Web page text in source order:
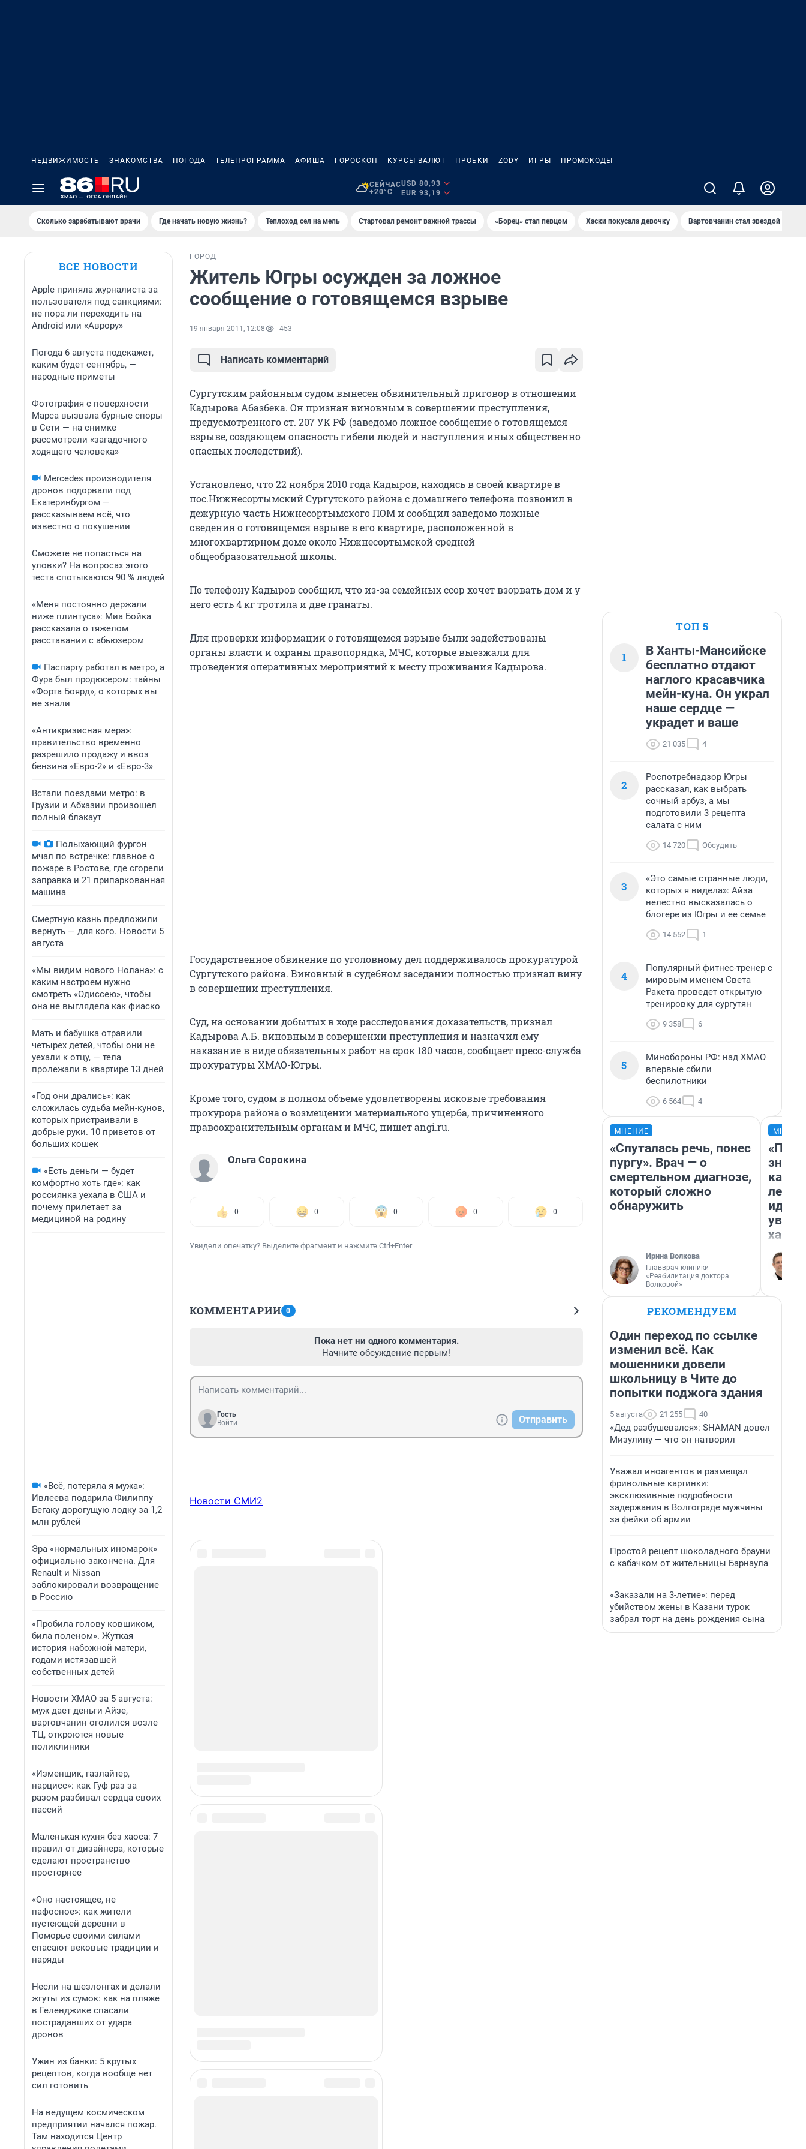
НЕДВИЖИМОСТЬ ЗНАКОМСТВА ПОГОДА ТЕЛЕПРОГРАММА АФИША ГОРОСКОП КУРСЫ ВАЛЮТ ПРОБКИ ZODY ИГРЫ ПРОМОКОДЫ
СЕЙЧАС
+20°C
USD 80,93
EUR 93,19
Сколько зарабатывают врачи Где начать новую жизнь? Теплоход сел на мель Стартовал ремонт важной трассы «Борец» стал певцом Хаски покусала девочку Вартовчанин стал звездой
ВСЕ НОВОСТИ
Apple приняла журналиста за
пользователя под санкциями:
не пора ли переходить на
Android или «Аврору»
Погода 6 августа подскажет,
каким будет сентябрь, —
народные приметы
Фотография с поверхности
Марса вызвала бурные споры
в Сети — на снимке
рассмотрели «загадочного
ходящего человека»
Mercedes производителя
дронов подорвали под
Екатеринбургом —
рассказываем всё, что
известно о покушении
Сможете не попасться на
уловки? На вопросах этого
теста спотыкаются 90 % людей
«Меня постоянно держали
ниже плинтуса»: Миа Бойка
рассказала о тяжелом
расставании с абьюзером
Паспарту работал в метро, а
Фура был продюсером: тайны
«Форта Боярд», о которых вы
не знали
«Антикризисная мера»:
правительство временно
разрешило продажу и ввоз
бензина «Евро-2» и «Евро-3»
Встали поездами метро: в
Грузии и Абхазии произошел
полный блэкаут
Полыхающий фургон
мчал по встречке: главное о
пожаре в Ростове, где сгорели
заправка и 21 припаркованная
машина
Смертную казнь предложили
вернуть — для кого. Новости 5
августа
«Мы видим нового Нолана»: с
каким настроем нужно
смотреть «Одиссею», чтобы
она не выглядела как фиаско
Мать и бабушка отравили
четырех детей, чтобы они не
уехали к отцу, — тела
пролежали в квартире 13 дней
«Год они дрались»: как
сложилась судьба мейн-кунов,
которых пристраивали в
добрые руки. 10 приветов от
больших кошек
«Есть деньги — будет
комфортно хоть где»: как
россиянка уехала в США и
почему прилетает за
медициной на родину
«Всё, потеряла я мужа»:
Ивлеева подарила Филиппу
Бегаку дорогущую лодку за 1,2
млн рублей
Эра «нормальных иномарок»
официально закончена. Для
Renault и Nissan
заблокировали возвращение
в Россию
«Пробила голову ковшиком,
била поленом». Жуткая
история набожной матери,
годами истязавшей
собственных детей
Новости ХМАО за 5 августа:
муж дает деньги Айзе,
вартовчанин оголился возле
ТЦ, откроются новые
поликлиники
«Изменщик, газлайтер,
нарцисс»: как Гуф раз за
разом разбивал сердца своих
пассий
Маленькая кухня без хаоса: 7
правил от дизайнера, которые
сделают пространство
просторнее
«Оно настоящее, не
пафосное»: как жители
пустеющей деревни в
Поморье своими силами
спасают вековые традиции и
наряды
Несли на шезлонгах и делали
жгуты из сумок: как на пляже
в Геленджике спасали
пострадавших от удара
дронов
Ужин из банки: 5 крутых
рецептов, когда вообще нет
сил готовить
На ведущем космическом
предприятии начался пожар.
Там находится Центр
ГОРОД
Житель Югры осужден за ложное
сообщение о готовящемся взрыве
19 января 2011, 12:08 453
Написать комментарий
Сургутским районным судом вынесен обвинительный приговор в отношении
Кадырова Абазбека. Он признан виновным в совершении преступления,
предусмотренного ст. 207 УК РФ (заведомо ложное сообщение о готовящемся
взрыве, создающем опасность гибели людей и наступления иных общественно
опасных последствий).
Установлено, что 22 ноября 2010 года Кадыров, находясь в своей квартире в
пос.Нижнесортымский Сургутского района с домашнего телефона позвонил в
дежурную часть Нижнесортымского ПОМ и сообщил заведомо ложные
сведения о готовящемся взрыве в его квартире, расположенной в
многоквартирном доме около Нижнесортымской средней
общеобразовательной школы.
По телефону Кадыров сообщил, что из-за семейных ссор хочет взорвать дом и у
него есть 4 кг тротила и две гранаты.
Для проверки информации о готовящемся взрыве были задействованы
органы власти и охраны правопорядка, МЧС, которые выезжали для
проведения оперативных мероприятий к месту проживания Кадырова.
Государственное обвинение по уголовному дел поддерживалось прокуратурой
Сургутского района. Виновный в судебном заседании полностью признал вину
в совершении преступления.
Суд, на основании добытых в ходе расследования доказательств, признал
Кадырова А.Б. виновным в совершении преступления и назначил ему
наказание в виде обязательных работ на срок 180 часов, сообщает пресс-служба
прокуратуры ХМАО-Югры.
Кроме того, судом в полном объеме удовлетворены исковые требования
прокурора района о возмещении материального ущерба, причиненного
правоохранительным органам и МЧС, пишет angi.ru.
Ольга Сорокина
0 0 0 0 0
Увидели опечатку? Выделите фрагмент и нажмите Ctrl+Enter
КОММЕНТАРИИ 0
Пока нет ни одного комментария.
Начните обсуждение первым!
Гость
Войти
Отправить
Новости СМИ2
ТОП 5
1
В Ханты-Мансийске
бесплатно отдают
наглого красавчика
мейн-куна. Он украл
наше сердце —
украдет и ваше
21 035 4
2
Роспотребнадзор Югры
рассказал, как выбрать
сочный арбуз, а мы
подготовили 3 рецепта
салата с ним
14 720 Обсудить
3
«Это самые странные люди,
которых я видела»: Айза
нелестно высказалась о
блогере из Югры и ее семье
14 552 1
4
Популярный фитнес-тренер с
мировым именем Света
Ракета проведет открытую
тренировку для сургутян
9 358 6
5
Минобороны РФ: над ХМАО
впервые сбили
беспилотники
6 564 4
МНЕНИЕ
«Спуталась речь, понес
пургу». Врач — о
смертельном диагнозе,
который сложно
обнаружить
Ирина Волкова
Главврач клиники
«Реабилитация доктора
Волковой»
идею
РЕКОМЕНДУЕМ
Один переход по ссылке
изменил всё. Как
мошенники довели
школьницу в Чите до
попытки поджога здания
5 августа 21 255 40
«Дед разбушевался»: SHAMAN довел
Мизулину — что он натворил
Уважал иноагентов и размещал
фривольные картинки:
эксклюзивные подробности
задержания в Волгограде мужчины
за фейки об армии
Простой рецепт шоколадного брауни
с кабачком от жительницы Барнаула
«Заказали на 3-летие»: перед
убийством жены в Казани турок
забрал торт на день рождения сына